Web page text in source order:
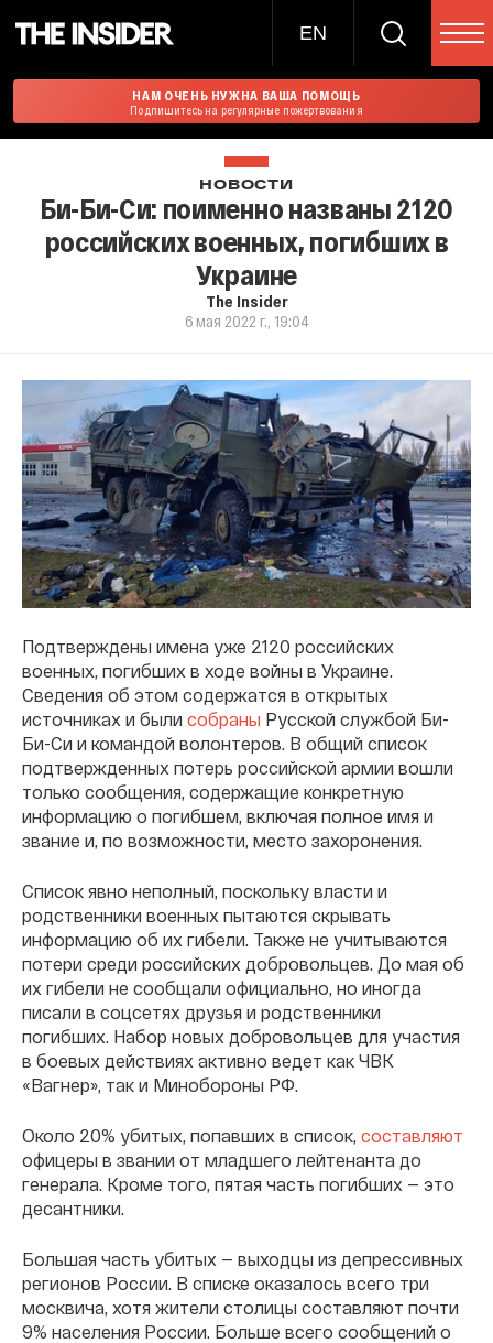
EN
НАМ ОЧЕНЬ НУЖНА ВАША ПОМОЩЬ
Подпишитесь на регулярные пожертвования
НОВОСТИ
Би-Би-Си: поименно названы 2120
российских военных, погибших в
Украине
The Insider
6 мая 2022 г., 19:04
Подтверждены имена уже 2120 российских
военных, погибших в ходе войны в Украине.
Сведения об этом содержатся в открытых
источниках и были собраны Русской службой Би-
Би-Си и командой волонтеров. В общий список
подтвержденных потерь российской армии вошли
только сообщения, содержащие конкретную
информацию о погибшем, включая полное имя и
звание и, по возможности, место захоронения.
Список явно неполный, поскольку власти и
родственники военных пытаются скрывать
информацию об их гибели. Также не учитываются
потери среди российских добровольцев. До мая об
их гибели не сообщали официально, но иногда
писали в соцсетях друзья и родственники
погибших. Набор новых добровольцев для участия
в боевых действиях активно ведет как ЧВК
«Вагнер», так и Минобороны РФ.
Около 20% убитых, попавших в список, составляют
офицеры в звании от младшего лейтенанта до
генерала. Кроме того, пятая часть погибших — это
десантники.
Большая часть убитых — выходцы из депрессивных
регионов России. В списке оказалось всего три
москвича, хотя жители столицы составляют почти
9% населения России. Больше всего сообщений о